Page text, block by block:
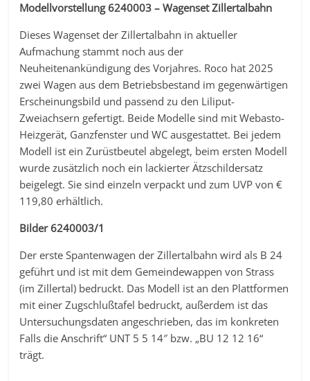
Modellvorstellung 6240003 – Wagenset Zillertalbahn
Dieses Wagenset der Zillertalbahn in aktueller
Aufmachung stammt noch aus der
Neuheitenankündigung des Vorjahres. Roco hat 2025
zwei Wagen aus dem Betriebsbestand im gegenwärtigen
Erscheinungsbild und passend zu den Liliput-
Zweiachsern gefertigt. Beide Modelle sind mit Webasto-
Heizgerät, Ganzfenster und WC ausgestattet. Bei jedem
Modell ist ein Zurüstbeutel abgelegt, beim ersten Modell
wurde zusätzlich noch ein lackierter Ätzschildersatz
beigelegt. Sie sind einzeln verpackt und zum UVP von €
119,80 erhältlich.
Bilder 6240003/1
Der erste Spantenwagen der Zillertalbahn wird als B 24
geführt und ist mit dem Gemeindewappen von Strass
(im Zillertal) bedruckt. Das Modell ist an den Plattformen
mit einer Zugschlußtafel bedruckt, außerdem ist das
Untersuchungsdaten angeschrieben, das im konkreten
Falls die Anschrift“ UNT 5 5 14″ bzw. „BU 12 12 16“
trägt.